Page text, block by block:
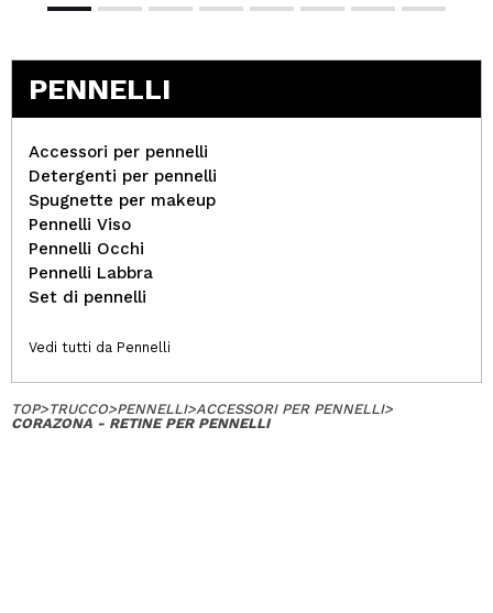
PENNELLI
Accessori per pennelli
Detergenti per pennelli
Spugnette per makeup
Pennelli Viso
Pennelli Occhi
Pennelli Labbra
Set di pennelli
Vedi tutti da Pennelli
TOP>TRUCCO>PENNELLI>ACCESSORI PER PENNELLI>
CORAZONA - RETINE PER PENNELLI